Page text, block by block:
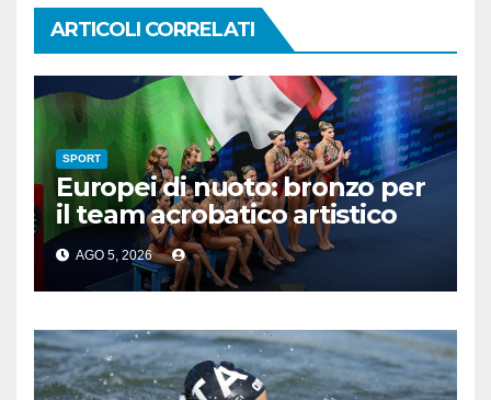
ARTICOLI CORRELATI
SPORT
Europei di nuoto: bronzo per
il team acrobatico artistico
dell’Italia
AGO 5, 2026